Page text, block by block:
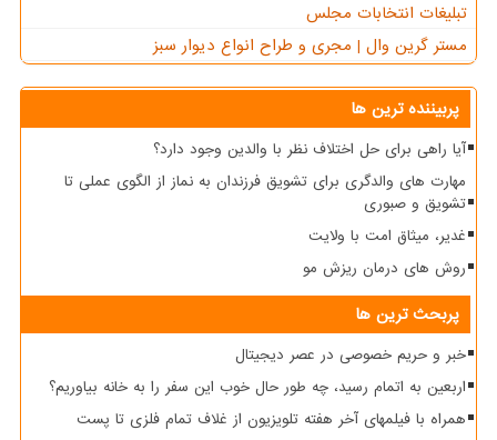
تبلیغات انتخابات مجلس
مستر گرین وال | مجری و طراح انواع دیوار سبز
پربیننده ترین ها
آیا راهی برای حل اختلاف نظر با والدین وجود دارد؟
مهارت های والدگری برای تشویق فرزندان به نماز از الگوی عملی تا
تشویق و صبوری
غدیر، میثاق امت با ولایت
روش های درمان ریزش مو
پربحث ترین ها
خبر و حریم خصوصی در عصر دیجیتال
اربعین به اتمام رسید، چه طور حال خوب این سفر را به خانه بیاوریم؟
همراه با فیلمهای آخر هفته تلویزیون از غلاف تمام فلزی تا پست